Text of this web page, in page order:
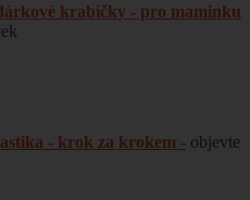
krabičky - pro maminku
- krok za krokem - objevte